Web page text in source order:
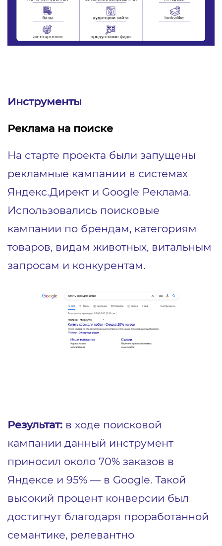
Инструменты
Реклама на поиске
На старте проекта были запущены
рекламные кампании в системах
Яндекс.Директ и Google Реклама.
Использовались поисковые
кампании по брендам, категориям
товаров, видам животных, витальным
запросам и конкурентам.
Результат: в ходе поисковой
кампании данный инструмент
приносил около 70% заказов в
Яндексе и 95% ― в Google. Такой
высокий процент конверсии был
достигнут благодаря проработанной
семантике, релевантно